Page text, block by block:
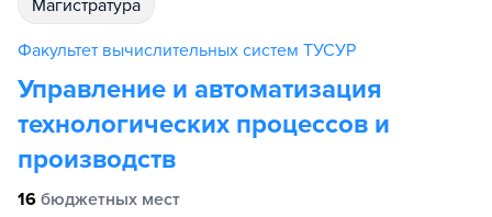
магистратура
Факультет вычислительных систем ТУСУР
Управление и автоматизация
технологических процессов и
производств
16 бюджетных мест